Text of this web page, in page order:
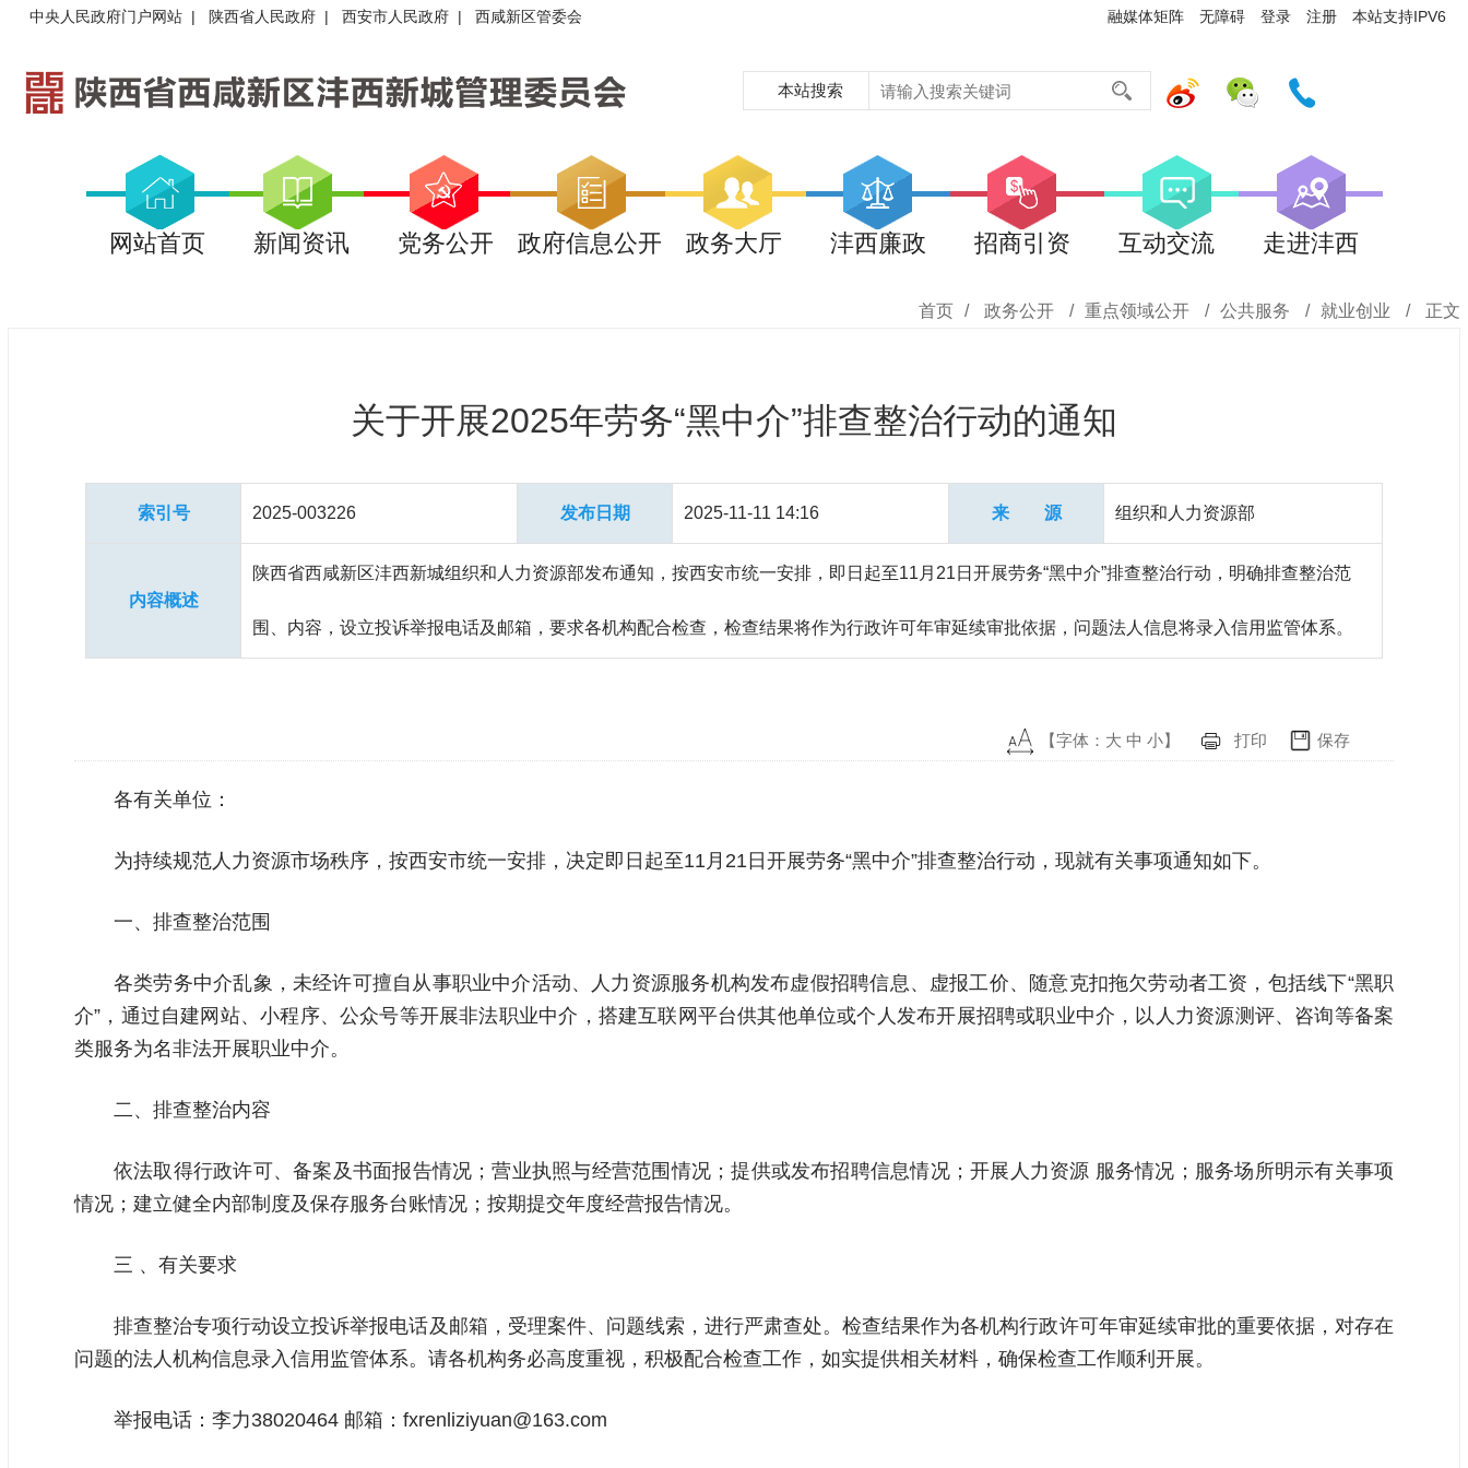
融媒体矩阵 无障碍 登录 注册 本站支持IPV6
中央人民政府门户网站 | 陕西省人民政府 | 西安市人民政府 | 西咸新区管委会
本站搜索
网站首页 新闻资讯 党务公开 政府信息公开 政务大厅 沣西廉政 招商引资 互动交流 走进沣西
首页 / 政务公开 / 重点领域公开 / 公共服务 / 就业创业 / 正文
关于开展2025年劳务“黑中介”排查整治行动的通知
索引号 2025-003226 发布日期 2025-11-11 14:16 来 源 组织和人力资源部
内容概述
陕西省西咸新区沣西新城组织和人力资源部发布通知，按西安市统一安排，即日起至11月21日开展劳务“黑中介”排查整治行动，明确排查整治范
围、内容，设立投诉举报电话及邮箱，要求各机构配合检查，检查结果将作为行政许可年审延续审批依据，问题法人信息将录入信用监管体系。
【字体： 大 中 小】 打印 保存
各有关单位：
为持续规范人力资源市场秩序，按西安市统一安排，决定即日起至11月21日开展劳务“黑中介”排查整治行动，现就有关事项通知如下。
一、排查整治范围
各类劳务中介乱象，未经许可擅自从事职业中介活动、人力资源服务机构发布虚假招聘信息、虚报工价、随意克扣拖欠劳动者工资，包括线下“黑职
介”，通过自建网站、小程序、公众号等开展非法职业中介，搭建互联网平台供其他单位或个人发布开展招聘或职业中介，以人力资源测评、咨询等备案
类服务为名非法开展职业中介。
二、排查整治内容
依法取得行政许可、备案及书面报告情况；营业执照与经营范围情况；提供或发布招聘信息情况；开展人力资源 服务情况；服务场所明示有关事项
情况；建立健全内部制度及保存服务台账情况；按期提交年度经营报告情况。
三 、有关要求
排查整治专项行动设立投诉举报电话及邮箱，受理案件、问题线索，进行严肃查处。检查结果作为各机构行政许可年审延续审批的重要依据，对存在
问题的法人机构信息录入信用监管体系。请各机构务必高度重视，积极配合检查工作，如实提供相关材料，确保检查工作顺利开展。
举报电话：李力38020464 邮箱：fxrenliziyuan@163.com